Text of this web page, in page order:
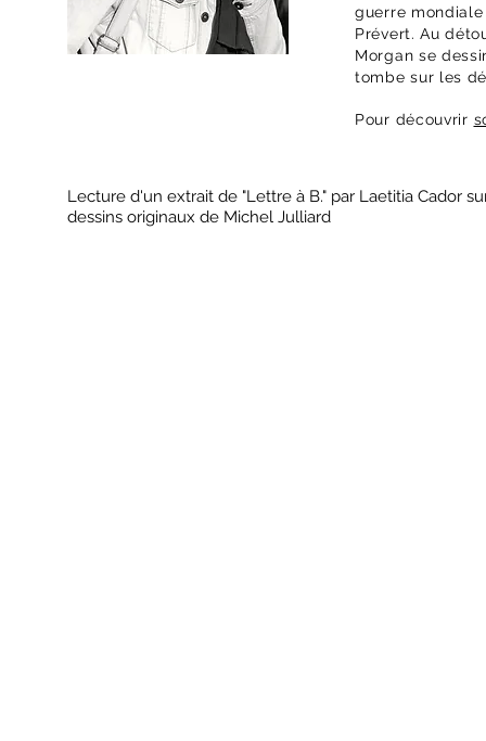
guerre
Prévert. Au
Morgan se
tombe sur les
Pour découvrir
Lecture d'un extrait de "Lettre à B." par Laetitia Cador
dessins originaux de Michel Julliard